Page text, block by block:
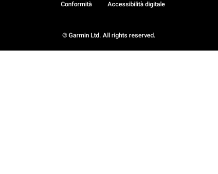
© Garmin Ltd. All rights reserved.
Conformità Accessibilità digitale